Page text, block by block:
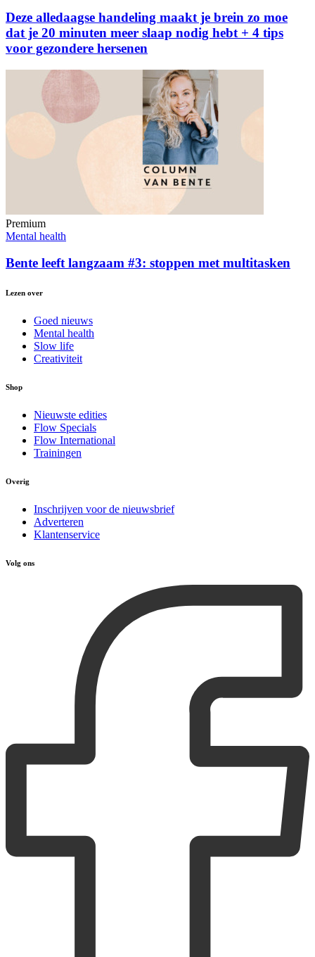
Deze alledaagse handeling maakt je brein zo moe
dat je 20 minuten meer slaap nodig hebt + 4 tips
voor gezondere hersenen
Premium
Mental health
Bente leeft langzaam #3: stoppen met multitasken
Lezen over
Goed nieuws
Mental health
Slow life
Creativiteit
Shop
Nieuwste edities
Flow Specials
Flow International
Trainingen
Overig
Inschrijven voor de nieuwsbrief
Adverteren
Klantenservice
Volg ons